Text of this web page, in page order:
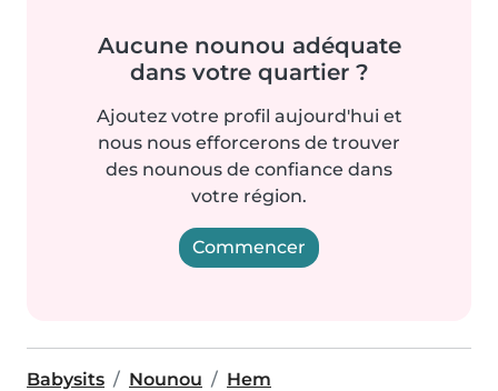
Aucune nounou adéquate
dans votre quartier ?
Ajoutez votre profil aujourd'hui et
nous nous efforcerons de trouver
des nounous de confiance dans
votre région.
Commencer
Babysits Nounou Hem